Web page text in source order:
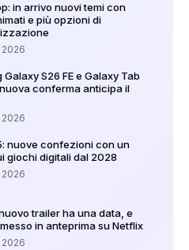
in arrivo nuovi temi con
e più opzioni di
Galaxy S26 FE e Galaxy Tab
nuova conferma anticipa il
nuove confezioni con un
giochi digitali dal 2028
trailer ha una data, e
in anteprima su Netflix